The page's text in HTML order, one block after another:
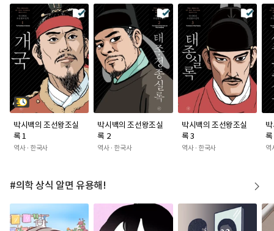
박시백의 조선왕조실
록 1
역사 · 한국사
박시백의 조선왕조실
록 2
역사 · 한국사
박시백의 조선왕조실
록 3
역사 · 한국사 역
#의학 상식 알면 유용해!